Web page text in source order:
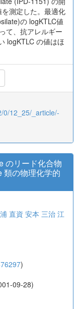
測定した。最適化
の logKTLC値
て、抗アレルギー
logKTLC の値はほ
0/12_25/_article/-
のリード化合物
類の物理化学的
直資 安本 三治 江
)
09-28)